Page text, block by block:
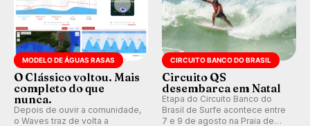
MODELO DE ÁGUAS RASAS
O Clássico voltou. Mais
completo do que
nunca.
Depois de ouvir a comunidade,
o Waves traz de volta a
CIRCUITO BANCO DO BRASIL
Circuito QS
desembarca em Natal
Etapa do Circuito Banco do
Brasil de Surfe acontece entre
7 e 9 de agosto na Praia de